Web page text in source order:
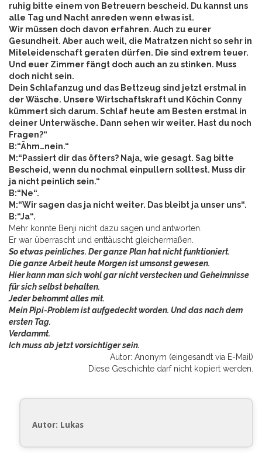
ruhig bitte einem von Betreuern bescheid. Du kannst uns
alle Tag und Nacht anreden wenn etwas ist.
Wir müssen doch davon erfahren. Auch zu eurer
Gesundheit. Aber auch weil, die Matratzen nicht so sehr in
Miteleidenschaft geraten dürfen. Die sind extrem teuer.
Und euer Zimmer fängt doch auch an zu stinken. Muss
doch nicht sein.
Dein Schlafanzug und das Bettzeug sind jetzt erstmal in
der Wäsche. Unsere Wirtschaftskraft und Köchin Conny
kümmert sich darum. Schlaf heute am Besten erstmal in
deiner Unterwäsche. Dann sehen wir weiter. Hast du noch
Fragen?“
B:“Ähm…nein.“
M:“Passiert dir das öfters? Naja, wie gesagt. Sag bitte
Bescheid, wenn du nochmal einpullern solltest. Muss dir
ja nicht peinlich sein.“
B:“Ne“.
M:“Wir sagen das ja nicht weiter. Das bleibt ja unser uns“.
B:“Ja“.
Mehr konnte Benji nicht dazu sagen und antworten.
Er war überrascht und enttäuscht gleichermaßen.
So etwas peinliches. Der ganze Plan hat nicht funktioniert.
Die ganze Arbeit heute Morgen ist umsonst gewesen.
Hier kann man sich wohl gar nicht verstecken und Geheimnisse
für sich selbst behalten.
Jeder bekommt alles mit.
Mein Pipi-Problem ist aufgedeckt worden. Und das nach dem
ersten Tag.
Verdammt.
Ich muss ab jetzt vorsichtiger sein.
Autor: Anonym (eingesandt via E-Mail)
Diese Geschichte darf nicht kopiert werden.
Autor: Lukas